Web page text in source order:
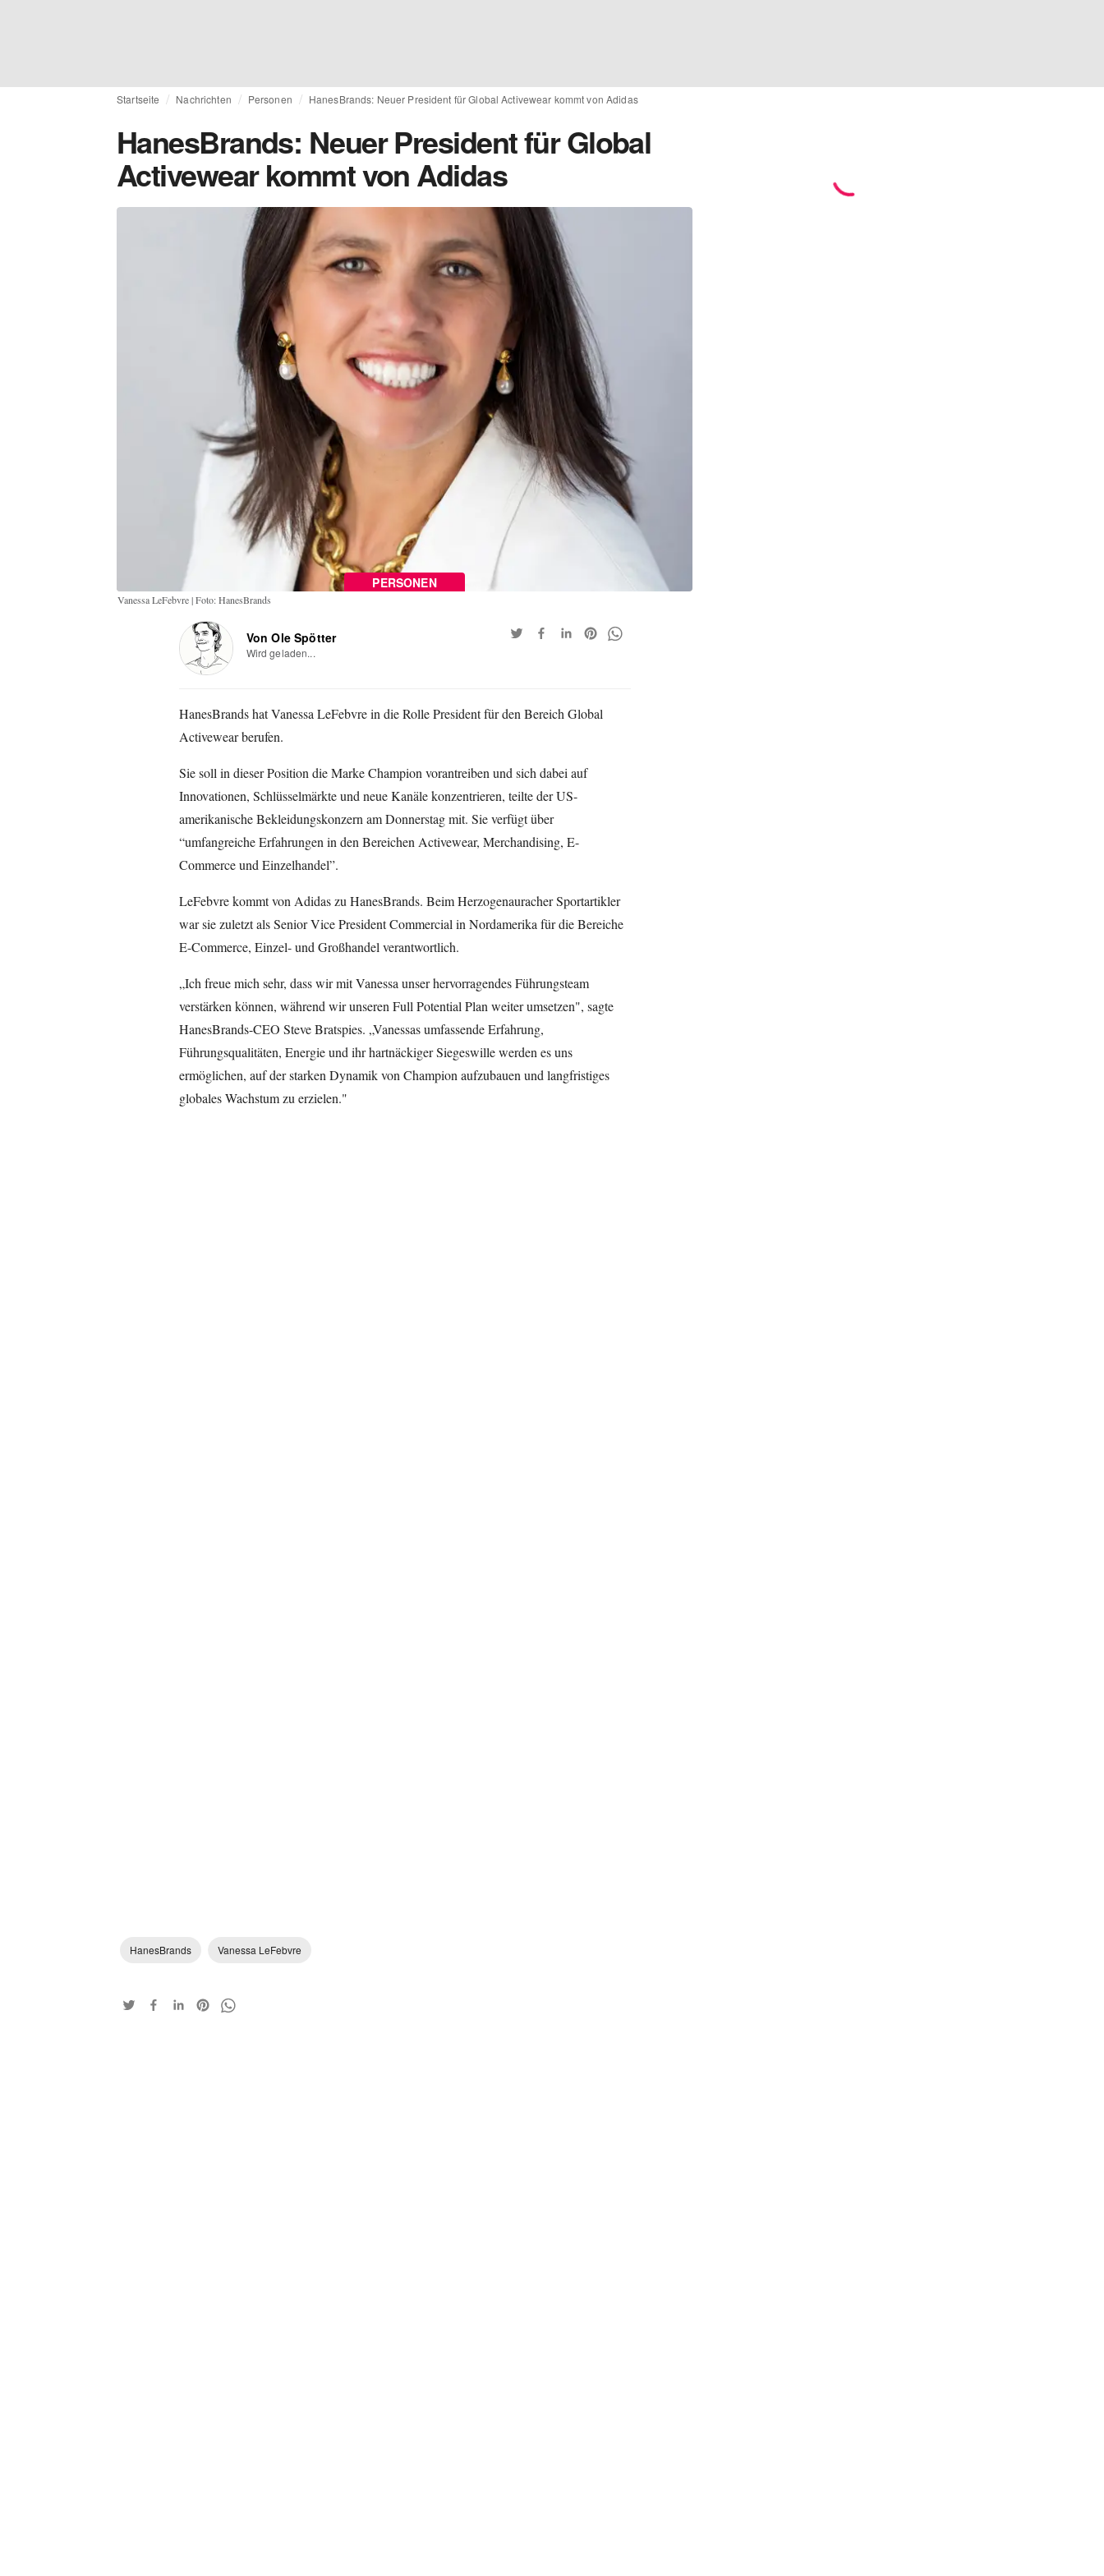
Startseite Nachrichten Personen HanesBrands: Neuer President für Global Activewear kommt von Adidas
HanesBrands: Neuer President für Global
Activewear kommt von Adidas
PERSONEN
Vanessa LeFebvre | Foto: HanesBrands
Von Ole Spötter
Wird geladen...
HanesBrands hat Vanessa LeFebvre in die Rolle President für den Bereich Global
Activewear berufen.
Sie soll in dieser Position die Marke Champion vorantreiben und sich dabei auf
Innovationen, Schlüsselmärkte und neue Kanäle konzentrieren, teilte der US-
amerikanische Bekleidungskonzern am Donnerstag mit. Sie verfügt über
“umfangreiche Erfahrungen in den Bereichen Activewear, Merchandising, E-
Commerce und Einzelhandel”.
LeFebvre kommt von Adidas zu HanesBrands. Beim Herzogenauracher Sportartikler
war sie zuletzt als Senior Vice President Commercial in Nordamerika für die Bereiche
E-Commerce, Einzel- und Großhandel verantwortlich.
„Ich freue mich sehr, dass wir mit Vanessa unser hervorragendes Führungsteam
verstärken können, während wir unseren Full Potential Plan weiter umsetzen", sagte
HanesBrands-CEO Steve Bratspies. „Vanessas umfassende Erfahrung,
Führungsqualitäten, Energie und ihr hartnäckiger Siegeswille werden es uns
ermöglichen, auf der starken Dynamik von Champion aufzubauen und langfristiges
globales Wachstum zu erzielen."
HanesBrands Vanessa LeFebvre